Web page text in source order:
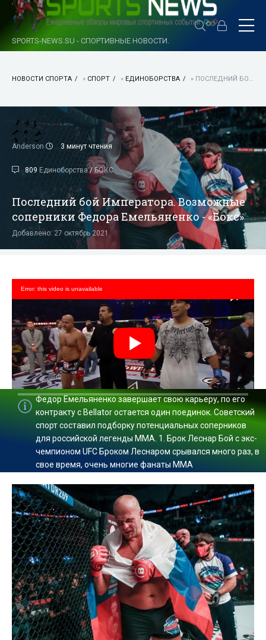
SPORTS-NEWS.SU - СПОРТИВНЫЕ НОВОСТИ.
НОВОСТИ СПОРТА » СПОРТ » ЕДИНОБОРСТВА » ПОСЛЕДНИЙ БОЙ ИМПЕРАТОРА. ВОЗМОЖНЫЕ СОПЕРНИКИ ФЕДОРА ЕМЕЛЬЯНЕНКО - «БОКС»
Anderson 3 минут чтения
809 Единоборства/ БОКС
Последний бой Императора. Возможные
соперники Федора Емельяненко - «Бокс»
Добавлено: 27 октябрь 2021
Error: this video is unavailable
Федор Емельяненко завершает свою карьеру, по его
контракту с Bellator остается один поединок. Советский
спорт составил подборку потенциальных соперников
для российской легенды ММА. 1. Брок Леснар Бой с экс-
чемпионом UFC Броком Леснаром срывался много раз, в
свое время, очень многие фанаты ММА